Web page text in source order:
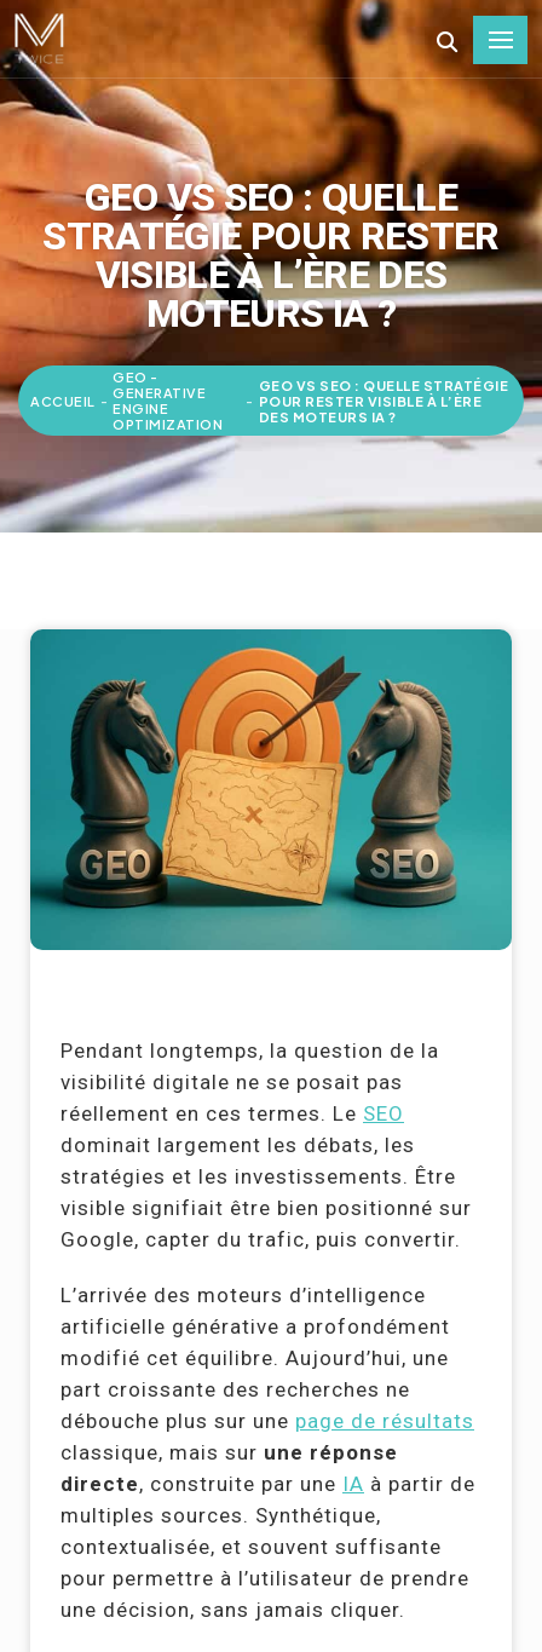
GEO VS SEO : QUELLE
STRATÉGIE POUR RESTER
VISIBLE À L’ÈRE DES
MOTEURS IA ?
ACCUEIL -
GEO -
GENERATIVE
ENGINE
OPTIMIZATION
-
GEO VS SEO : QUELLE STRATÉGIE
POUR RESTER VISIBLE À L’ÈRE
DES MOTEURS IA ?
Pendant longtemps, la question de la
visibilité digitale ne se posait pas
réellement en ces termes. Le SEO
dominait largement les débats, les
stratégies et les investissements. Être
visible signifiait être bien positionné sur
Google, capter du trafic, puis convertir.
L’arrivée des moteurs d’intelligence
artificielle générative a profondément
modifié cet équilibre. Aujourd’hui, une
part croissante des recherches ne
débouche plus sur une page de résultats
classique, mais sur une réponse
directe, construite par une IA à partir de
multiples sources. Synthétique,
contextualisée, et souvent suffisante
pour permettre à l’utilisateur de prendre
une décision, sans jamais cliquer.